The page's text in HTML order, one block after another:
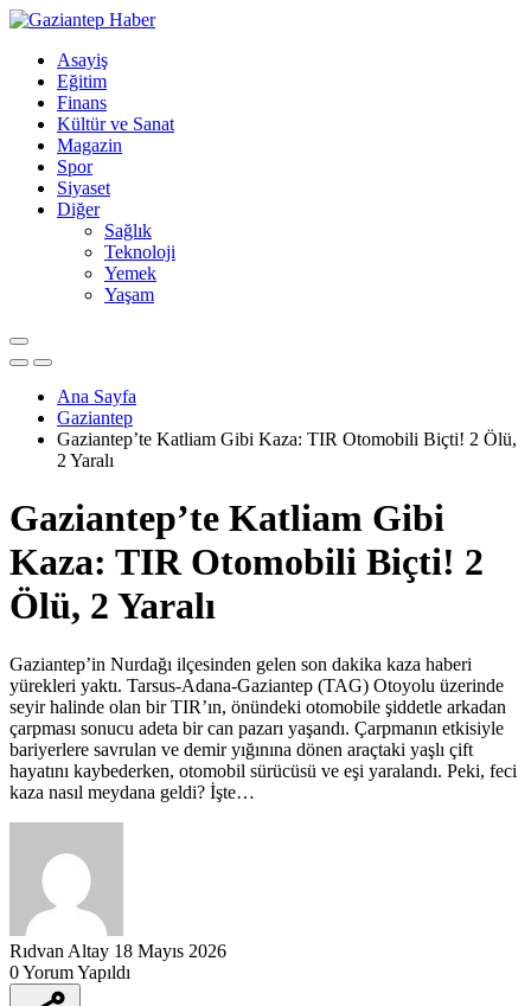
Asayiş
Eğitim
Finans
Kültür ve Sanat
Magazin
Spor
Siyaset
Diğer
Sağlık
Teknoloji
Yemek
Yaşam
Ana Sayfa
Gaziantep
Gaziantep’te Katliam Gibi Kaza: TIR Otomobili Biçti! 2 Ölü,
2 Yaralı
Gaziantep’te Katliam Gibi
Kaza: TIR Otomobili Biçti! 2
Ölü, 2 Yaralı
Gaziantep’in Nurdağı ilçesinden gelen son dakika kaza haberi
yürekleri yaktı. Tarsus-Adana-Gaziantep (TAG) Otoyolu üzerinde
seyir halinde olan bir TIR’ın, önündeki otomobile şiddetle arkadan
çarpması sonucu adeta bir can pazarı yaşandı. Çarpmanın etkisiyle
bariyerlere savrulan ve demir yığınına dönen araçtaki yaşlı çift
hayatını kaybederken, otomobil sürücüsü ve eşi yaralandı. Peki, feci
kaza nasıl meydana geldi? İşte…
Rıdvan Altay 18 Mayıs 2026
0 Yorum Yapıldı